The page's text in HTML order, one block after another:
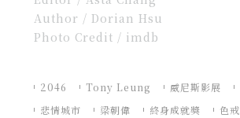
Author / Dorian Hsu
Photo Credit / imdb
2046 Tony Leung 威尼斯影展
悲情城市
梁朝偉 終身成就獎 色戒